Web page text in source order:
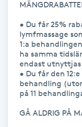
Hårborttagning
Hårförlängning
Hårvård
Hälsa
• Du får 25%
lymfmassage
1:a
ha samma
endast utnyttjas
• Du får den
behandling
på 11
GÅ ALDRIG PÅ